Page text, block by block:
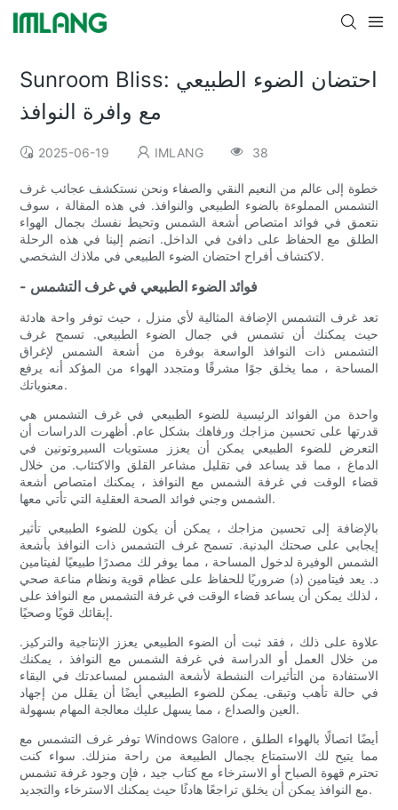
Sunroom Bliss: احتضان الضوء الطبيعي
مع وافرة النوافذ
2025-06-19 IMLANG 38
خطوة إلى عالم من النعيم النقي والصفاء ونحن نستكشف عجائب غرف
التشمس المملوءة بالضوء الطبيعي والنوافذ. في هذه المقالة ، سوف
نتعمق في فوائد امتصاص أشعة الشمس وتحيط نفسك بجمال الهواء
الطلق مع الحفاظ على دافئ في الداخل. انضم إلينا في هذه الرحلة
لاكتشاف أفراح احتضان الضوء الطبيعي في ملاذك الشخصي.
- فوائد الضوء الطبيعي في غرف التشمس
تعد غرف التشمس الإضافة المثالية لأي منزل ، حيث توفر واحة هادئة
حيث يمكنك أن تشمس في جمال الضوء الطبيعي. تسمح غرف
التشمس ذات النوافذ الواسعة بوفرة من أشعة الشمس لإغراق
المساحة ، مما يخلق جوًا مشرقًا ومتجدد الهواء من المؤكد أنه يرفع
معنوياتك.
واحدة من الفوائد الرئيسية للضوء الطبيعي في غرف التشمس هي
قدرتها على تحسين مزاجك ورفاهك بشكل عام. أظهرت الدراسات أن
التعرض للضوء الطبيعي يمكن أن يعزز مستويات السيروتونين في
الدماغ ، مما قد يساعد في تقليل مشاعر القلق والاكتئاب. من خلال
قضاء الوقت في غرفة الشمس مع النوافذ ، يمكنك امتصاص أشعة
الشمس وجني فوائد الصحة العقلية التي تأتي معها.
بالإضافة إلى تحسين مزاجك ، يمكن أن يكون للضوء الطبيعي تأثير
إيجابي على صحتك البدنية. تسمح غرف التشمس ذات النوافذ بأشعة
الشمس الوفيرة لدخول المساحة ، مما يوفر لك مصدرًا طبيعيًا لفيتامين
د. يعد فيتامين (د) ضروريًا للحفاظ على عظام قوية ونظام مناعة صحي
، لذلك يمكن أن يساعد قضاء الوقت في غرفة التشمس مع النوافذ على
إبقائك قويًا وصحيًا.
علاوة على ذلك ، فقد ثبت أن الضوء الطبيعي يعزز الإنتاجية والتركيز.
من خلال العمل أو الدراسة في غرفة الشمس مع النوافذ ، يمكنك
الاستفادة من التأثيرات النشطة لأشعة الشمس لمساعدتك في البقاء
في حالة تأهب وتبقى. يمكن للضوء الطبيعي أيضًا أن يقلل من إجهاد
العين والصداع ، مما يسهل عليك معالجة المهام بسهولة.
توفر غرف التشمس مع Windows Galore أيضًا اتصالًا بالهواء الطلق ،
مما يتيح لك الاستمتاع بجمال الطبيعة من راحة منزلك. سواء كنت
تحترم قهوة الصباح أو الاسترخاء مع كتاب جيد ، فإن وجود غرفة تشمس
مع النوافذ يمكن أن يخلق تراجعًا هادئًا حيث يمكنك الاسترخاء والتجديد.